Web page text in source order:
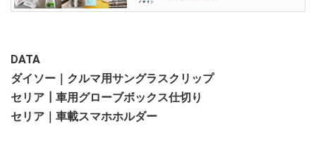
DATA
ダイソー｜クルマ用サングラスクリップ
セリア┃車用グローブボックス仕切り
セリア｜車載スマホホルダー